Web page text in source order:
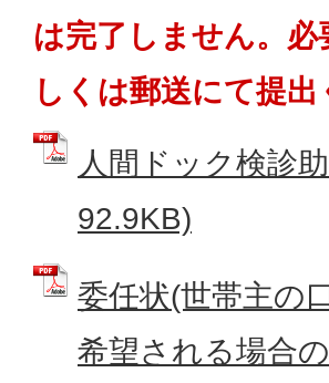
は完了しません。
しくは郵送にて提出
人間ドック検診
92.9KB)
委任状(世帯主の
希望される場合